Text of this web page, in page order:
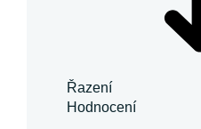
Řazení
Hodnocení